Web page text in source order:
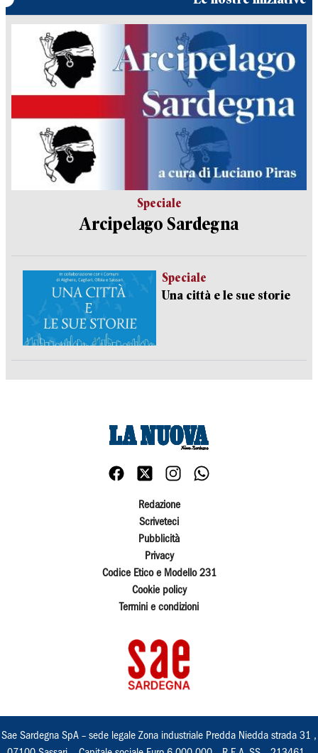
Speciale
Arcipelago Sardegna
Speciale
Una città e le sue storie
Redazione
Scriveteci
Pubblicità
Privacy
Codice Etico e Modello 231
Cookie policy
Termini e condizioni
Sae Sardegna SpA – sede legale Zona industriale Predda Niedda strada 31 ,